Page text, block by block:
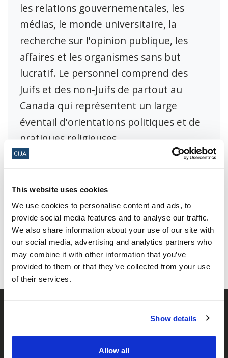
This website uses cookies
We use cookies to personalise content and ads, to
provide social media features and to analyse our traffic.
We also share information about your use of our site with
our social media, advertising and analytics partners who
may combine it with other information that you’ve
provided to them or that they’ve collected from your use
of their services.
Show details
Allow all
les relations gouvernementales, les
médias, le monde universitaire, la
recherche sur l'opinion publique, les
affaires et les organismes sans but
lucratif. Le personnel comprend des
Juifs et des non-Juifs de partout au
Canada qui représentent un large
éventail d'orientations politiques et de
pratiques religieuses.
Partager cette page
Facebook
𝕏TwitterWhatsapp
Courriel